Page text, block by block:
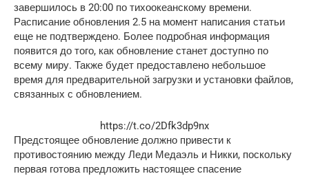
завершилось в 20:00 по тихоокеанскому времени.
Расписание обновления 2.5 на момент написания статьи
еще не подтверждено. Более подробная информация
появится до того, как обновление станет доступно по
всему миру. Также будет предоставлено небольшое
время для предварительной загрузки и установки файлов,
связанных с обновлением.
https://t.co/2Dfk3dp9nx
Предстоящее обновление должно привести к
противостоянию между Леди Медаэль и Никки, поскольку
первая готова предложить настоящее спасение